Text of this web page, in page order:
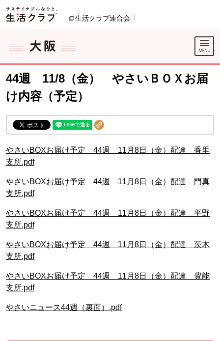
ページの先頭です。
生活クラブ連合会
ここからサイト内共通メニューです。
サイト内共通メニューをスキップする
サイト内共通メニューここまで。
44週 11/8（金） やさいＢＯＸお届
け内容（予定）
やさいBOXお届け予定 44週 11月8日（金）配達 香里
支所.pdf
やさいBOXお届け予定 44週 11月8日（金）配達 門真
支所.pdf
やさいBOXお届け予定 44週 11月8日（金）配達 平野
支所.pdf
やさいBOXお届け予定 44週 11月8日（金）配達 茨木
支所.pdf
やさいBOXお届け予定 44週 11月8日（金）配達 豊能
支所.pdf
やさいニュース44週（裏面）.pdf